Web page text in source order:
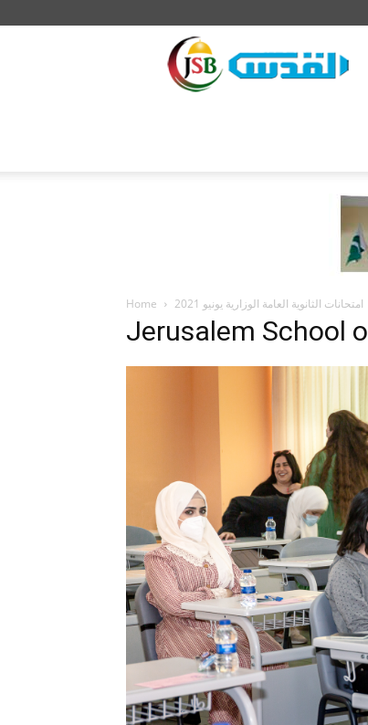
JSB
Home امتحانات الثانوية العامة الوزارية يونيو 2021
Jerusalem School